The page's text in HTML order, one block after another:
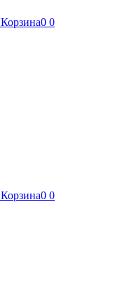
Корзина0 0
Корзина0 0